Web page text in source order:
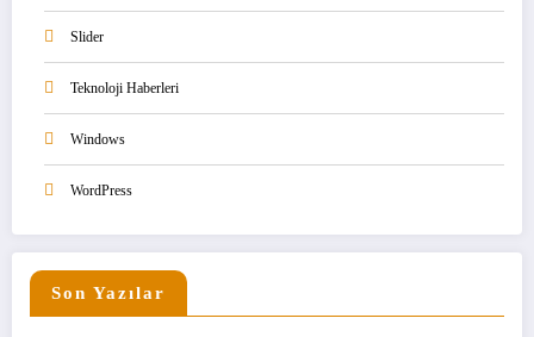
Slider
Teknoloji Haberleri
Windows
WordPress
Son Yazılar